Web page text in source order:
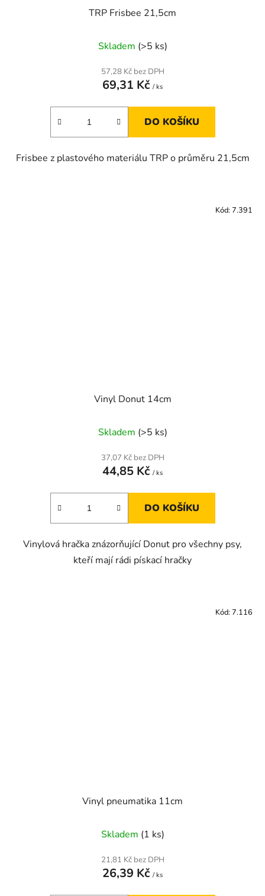
TRP Frisbee 21,5cm
Skladem (>5 ks)
57,28 Kč bez DPH
69,31 Kč / ks
DO KOŠÍKU
Frisbee z plastového materiálu TRP o průměru 21,5cm
Vinyl Donut 14cm
Skladem (>5 ks)
37,07 Kč bez DPH
44,85 Kč / ks
DO KOŠÍKU
Vinylová hračka znázorňující Donut pro všechny psy,
kteří mají rádi pískací hračky
Kód: 7.391
Vinyl pneumatika 11cm
Skladem (1 ks)
21,81 Kč bez DPH
26,39 Kč / ks
Kód: 7.116